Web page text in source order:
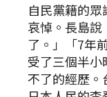
自民黨籍的
哀悼。長島
了。」「7年
受了三個半
不了的經歷。